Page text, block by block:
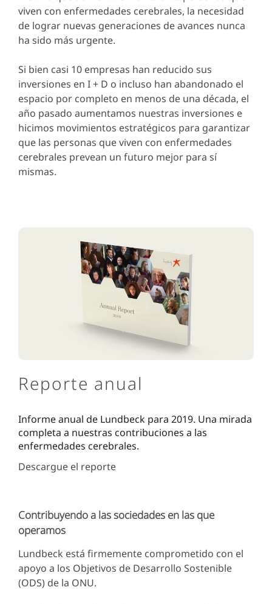
viven con enfermedades cerebrales, la necesidad
de lograr nuevas generaciones de avances nunca
ha sido más urgente.
Si bien casi 10 empresas han reducido sus
inversiones en I + D o incluso han abandonado el
espacio por completo en menos de una década, el
año pasado aumentamos nuestras inversiones e
hicimos movimientos estratégicos para garantizar
que las personas que viven con enfermedades
cerebrales prevean un futuro mejor para sí
mismas.
Reporte anual
Informe anual de Lundbeck para 2019. Una mirada
completa a nuestras contribuciones a las
enfermedades cerebrales.
Descargue el reporte
Contribuyendo a las sociedades en las que
operamos
Lundbeck está firmemente comprometido con el
apoyo a los Objetivos de Desarrollo Sostenible
(ODS) de la ONU.